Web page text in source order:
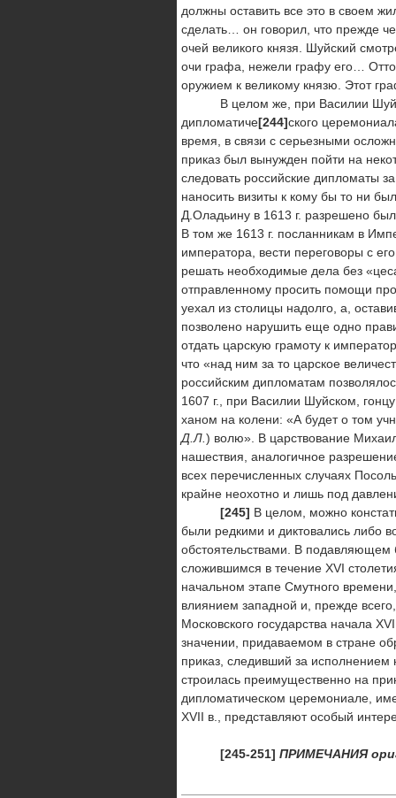
должны оставить все это в своем
сделать… он говорил, что прежде
очей великого князя. Шуйский
очи графа, нежели графу его…
оружием к великому князю. Этот
В целом же, при Василии
дипломатиче[244]ского
время, в связи с серьезными
приказ был вынужден пойти на
следовать российские дипломаты
наносить визиты к кому бы то ни
Д.Оладьину в 1613 г. разрешено
В том же 1613 г. посланникам в
императора, вести переговоры с
решать необходимые дела без
отправленному просить помощи
уехал из столицы надолго, а,
позволено нарушить еще одно
отдать царскую грамоту к
что «над ним за то царское
российским дипломатам
1607 г., при Василии Шуйском,
ханом на колени: «А будет о том
Д.Л. ) волю». В царствование
нашествия, аналогичное
всех перечисленных случаях
крайне неохотно и лишь под
[245] В целом, можно
были редкими и диктовались либо
обстоятельствами. В подавляющем
сложившимся в течение XVI
начальном этапе Смутного
влиянием западной и, прежде
Московского государства начала
значении, придаваемом в стране
приказ, следивший за
строилась преимущественно на
дипломатическом церемониале,
XVII в., представляют особый
[245-251] ПРИМЕЧАНИЯ